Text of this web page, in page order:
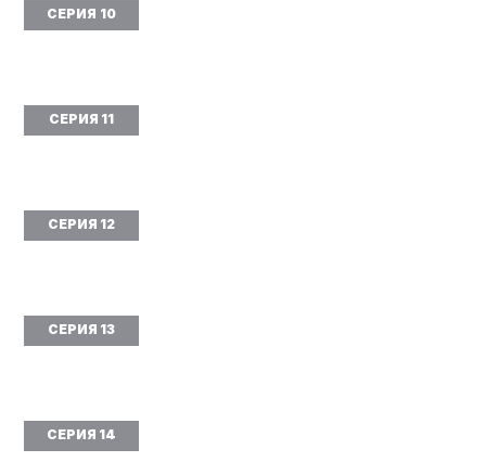
СЕРИЯ 10
СЕРИЯ 11
СЕРИЯ 12
СЕРИЯ 13
СЕРИЯ 14